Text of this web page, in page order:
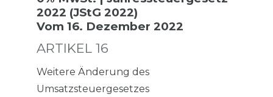
2022 (JStG 2022)
Vom 16. Dezember 2022
ARTIKEL 16
Weitere Änderung des
Umsatzsteuergesetzes